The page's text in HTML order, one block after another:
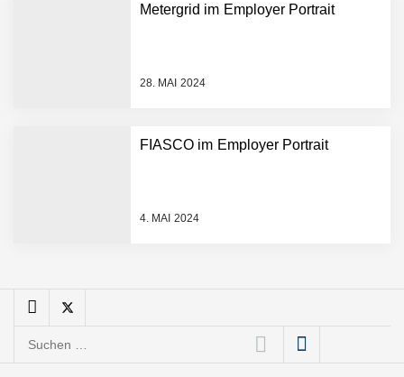
Metergrid im Employer Portrait
28. MAI 2024
FIASCO im Employer Portrait
4. MAI 2024
Entwicklungsprozesse
Generation von Warehouse
Software – flexibel, offen,
Suchen